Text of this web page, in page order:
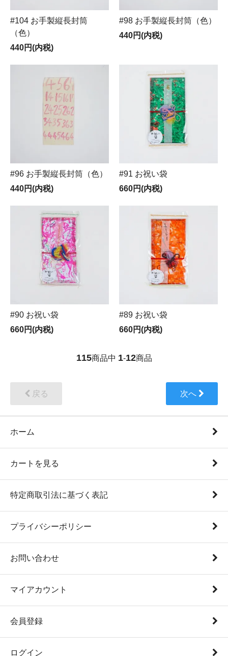
#104 お手製縦長封筒
（色）
440円(内税)
#98 お手製縦長封筒（色）
440円(内税)
#96 お手製縦長封筒（色）
440円(内税)
#91 お祝い袋
660円(内税)
#90 お祝い袋
660円(内税)
#89 お祝い袋
660円(内税)
115商品中 1-12商品
戻る 次へ
ホーム
カートを見る
特定商取引法に基づく表記
プライバシーポリシー
お問い合わせ
マイアカウント
会員登録
ログイン